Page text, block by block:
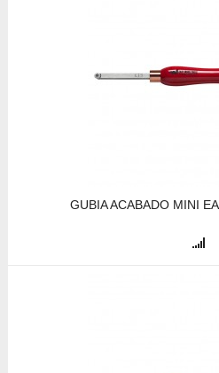
GUBIA ACABADO MINI